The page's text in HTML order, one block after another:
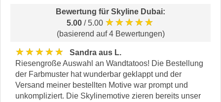
Bewertung für Skyline Dubai:
5.00 / 5.00 ★★★★★
(basierend auf 4 Bewertungen)
★★★★★
Sandra aus L.
Riesengroße Auswahl an Wandtatoos! Die Bestellung
der Farbmuster hat wunderbar geklappt und der
Versand meiner bestellten Motive war prompt und
unkompliziert. Die Skylinemotive zieren bereits unser